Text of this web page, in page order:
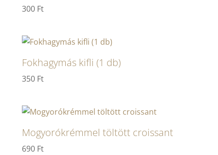
300 Ft
Fokhagymás kifli (1 db)
350 Ft
Mogyorókrémmel töltött croissant
690 Ft